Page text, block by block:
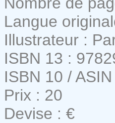
Langue
Illustrateur :
ISBN 13 :
ISBN 10 /
Prix : 20
Devise : €